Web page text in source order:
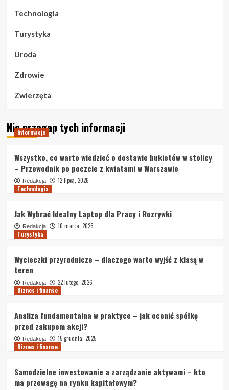
Technologia
Turystyka
Uroda
Zdrowie
Zwierzęta
Nie przegap tych informacji
Informacje
Wszystko, co warto wiedzieć o dostawie bukietów w stolicy
– Przewodnik po poczcie z kwiatami w Warszawie
Redakcja
12 lipca, 2026
Technologia
Jak Wybrać Idealny Laptop dla Pracy i Rozrywki
Redakcja
10 marca, 2026
Turystyka
Wycieczki przyrodnicze – dlaczego warto wyjść z klasą w
teren
Redakcja
22 lutego, 2026
Biznes i finanse
Analiza fundamentalna w praktyce – jak ocenić spółkę
przed zakupem akcji?
Redakcja
15 grudnia, 2025
Biznes i finanse
Samodzielne inwestowanie a zarządzanie aktywami – kto
ma przewagę na rynku kapitałowym?